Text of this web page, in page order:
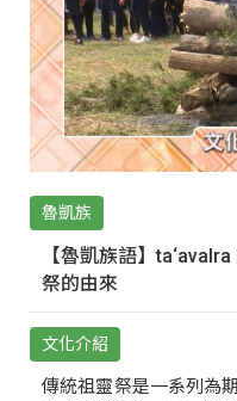
魯凱族
【魯凱族語】
祭的由來
文化介紹
傳統祖靈祭是一系列為